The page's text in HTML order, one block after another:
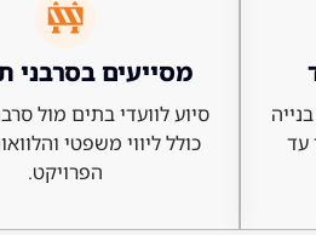
עד
מסייעים בסרבני
סיוע לוועדי בתים מול
כולל ליווי משפטי
הפרויקט.